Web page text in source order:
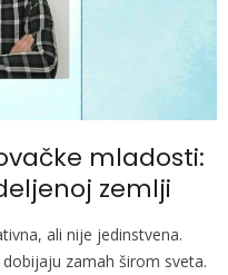
mladosti:
zemlji
ali nije jedinstvena.
zamah širom sveta.